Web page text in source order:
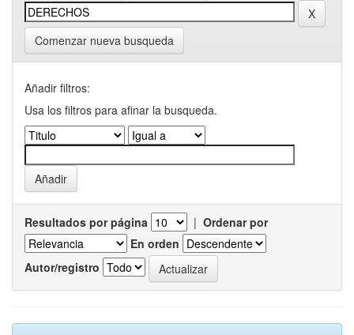
Comenzar nueva busqueda
Añadir filtros:
Usa los filtros para afinar la busqueda.
Resultados por página | Ordenar por
En orden
Autor/registro